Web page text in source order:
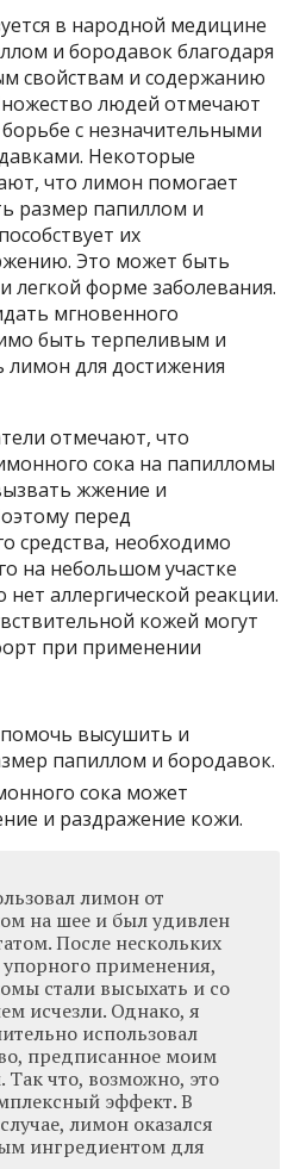
в народной медицине
и бородавок благодаря
свойствам и содержанию
людей отмечают
с незначительными
Некоторые
что лимон помогает
размер папиллом и
их
Это может быть
легкой форме заболевания.
мгновенного
быть терпеливым и
лимон для достижения
отмечают, что
сока на папилломы
жжение и
перед
средства, необходимо
на небольшом участке
нет аллергической реакции.
кожей могут
при применении
высушить и
папиллом и бородавок.
сока может
и раздражение кожи.
лимон от
на шее и был удивлен
После нескольких
упорного применения,
стали высыхать и со
исчезли. Однако, я
использовал
предписанное моим
Так что, возможно, это
эффект. В
лимон оказался
ингредиентом для